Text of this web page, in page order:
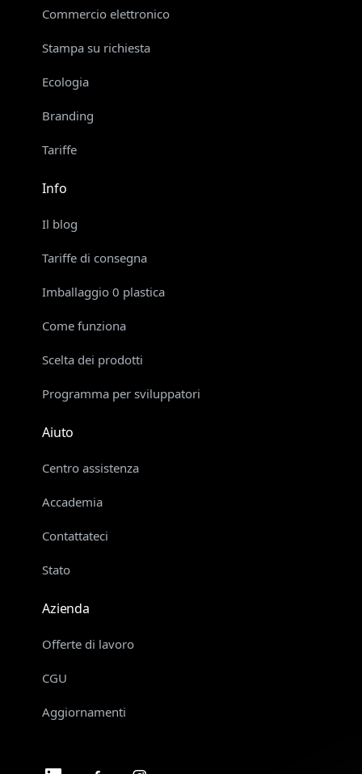
Commercio elettronico
Stampa su richiesta
Ecologia
Branding
Tariffe
Info
Il blog
Tariffe di consegna
Imballaggio 0 plastica
Come funziona
Scelta dei prodotti
Programma per sviluppatori
Aiuto
Centro assistenza
Accademia
Contattateci
Stato
Azienda
Offerte di lavoro
CGU
Aggiornamenti